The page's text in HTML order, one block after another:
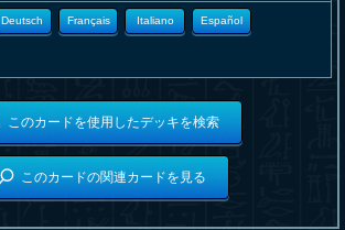
Deutsch Français Italiano Español
このカードを使用したデッキを検索
このカードの関連カードを見る